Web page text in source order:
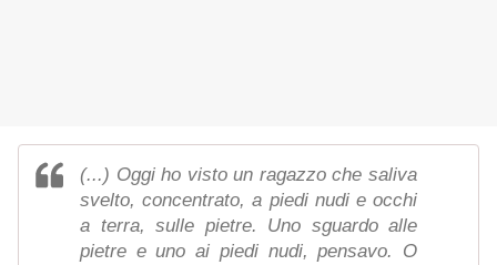
(...) Oggi ho visto un ragazzo che saliva
svelto, concentrato, a piedi nudi e occhi
a terra, sulle pietre. Uno sguardo alle
pietre e uno ai piedi nudi, pensavo. O